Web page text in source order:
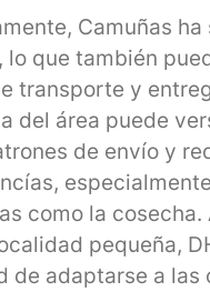
Camuñas ha
lo que también
transporte y
del área puede
de envío y
como la cosecha.
pequeña,
de adaptarse a las